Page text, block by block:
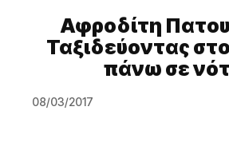
Αφροδίτη
Ταξιδεύοντας
πάνω σε
08/03/2017